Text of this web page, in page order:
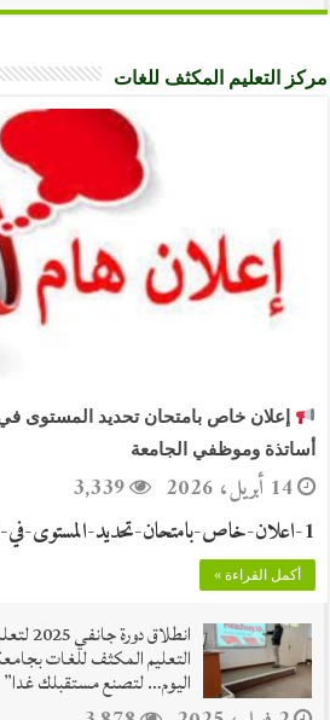
مركز التعليم المكثف للغات
إعلان خاص بامتحان تحديد المستوى في
أساتذة وموظفي الجامعة
14 أبريل، 2026
3,339
‎⁨اعلان-خاص-بامتحان-تحديد-المستوى-في-اللغة-الإنجليزية-1⁩-1تنزيل
أكمل القراءة »
اليوم… لتصنع مستقبلك غدا”